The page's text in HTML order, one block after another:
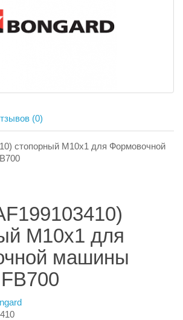
(0)
стопорный M10x1 для Формовочной
M10x1 для
машины